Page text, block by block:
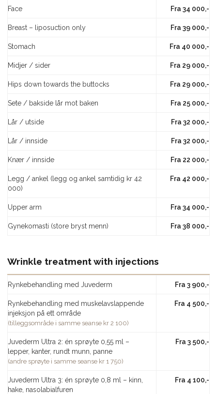
Face Fra 34 000,-
Breast – liposuction only Fra 39 000,-
Stomach Fra 40 000,-
Midjer / sider Fra 29 000,-
Hips down towards the buttocks Fra 29 000,-
Sete / bakside lår mot baken Fra 25 000,-
Lår / utside Fra 32 000,-
Lår / innside Fra 32 000,-
Knær / innside Fra 22 000,-
Legg / ankel (legg og ankel samtidig kr 42
000)
Fra 42 000,-
Upper arm Fra 34 000,-
Gynekomasti (store bryst menn) Fra 38 000,-
Wrinkle treatment with injections
Rynkebehandling med Juvederm Fra 3 900,-
Rynkebehandling med muskelavslappende
injeksjon på ett område
(tilleggsområde i samme seanse kr 2 100)
Fra 4 500,-
Juvederm Ultra 2: én sprøyte 0,55 ml –
lepper, kanter, rundt munn, panne
(andre sprøyte i samme seanse kr 1 750)
Fra 3 500,-
Juvederm Ultra 3: én sprøyte 0,8 ml – kinn,
hake, nasolabialfuren
Fra 4 100,-